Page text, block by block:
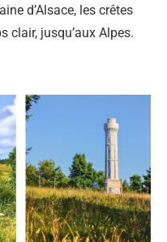
d’Alsace, les crêtes
clair, jusqu’aux Alpes.